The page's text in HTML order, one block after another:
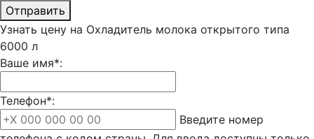
Отправить
Узнать цену на Охладитель молока открытого типа
6000 л
Ваше имя*:
Телефон*:
Введите номер